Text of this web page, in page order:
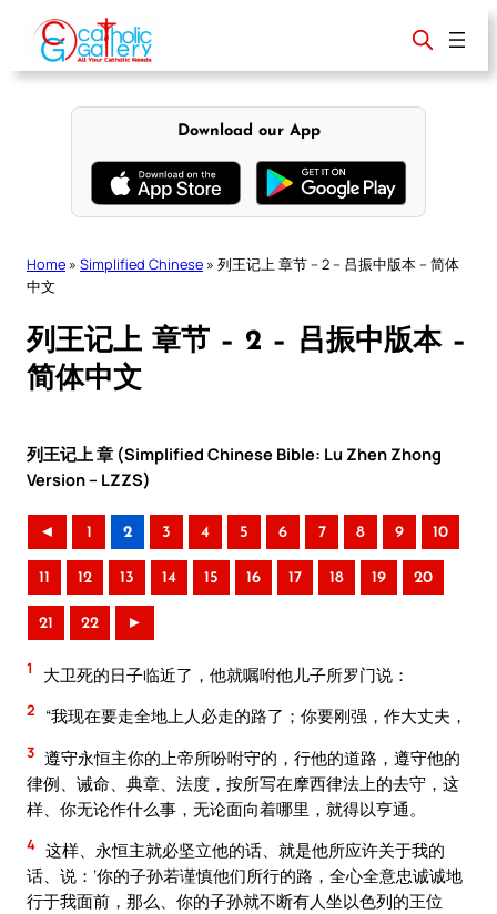
content
Download our App
Home » Simplified Chinese » 列王记上 章节 – 2 – 吕振中版本 – 简体
中文
列王记上 章节 – 2 – 吕振中版本 –
简体中文
列王记上 章 (Simplified Chinese Bible: Lu Zhen Zhong
Version – LZZS)
◄ 1 2 3 4 5 6 7 8 9 10
11 12 13 14 15 16 17 18 19 20
21 22 ►
1 大卫死的日子临近了，他就嘱咐他儿子所罗门说：
2 “我现在要走全地上人必走的路了；你要刚强，作大丈夫，
3 遵守永恒主你的上帝所吩咐守的，行他的道路，遵守他的
律例、诫命、典章、法度，按所写在摩西律法上的去守，这
样、你无论作什么事，无论面向着哪里，就得以亨通。
4 这样、永恒主就必坚立他的话、就是他所应许关于我的
话、说：‘你的子孙若谨慎他们所行的路，全心全意忠诚诚地
行于我面前，那么、你的子孙就不断有人坐以色列的王位